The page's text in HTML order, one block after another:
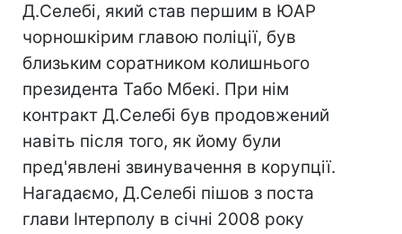
Д.Селебі, який став першим в ЮАР
чорношкірим главою поліції, був
близьким соратником колишнього
президента Табо Мбекі. При нім
контракт Д.Селебі був продовжений
навіть після того, як йому були
пред'явлені звинувачення в корупції.
Нагадаємо, Д.Селебі пішов з поста
глави Інтерполу в січні 2008 року